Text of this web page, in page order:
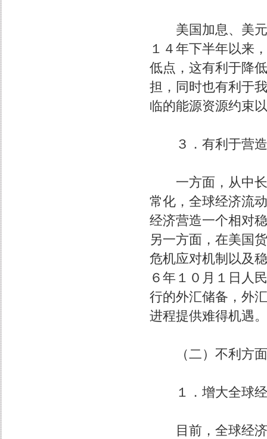
美国加息、美元
１４年下半年以来
低点，这有利于降
担，同时也有利于
临的能源资源约束
３．有利于营造
一方面，从中长
常化，全球经济流
经济营造一个相对
另一方面，在美国
危机应对机制以及
６年１０月１日人
行的外汇储备，外
进程提供难得机遇。
（二）不利方面
１．增大全球经
目前，全球经济